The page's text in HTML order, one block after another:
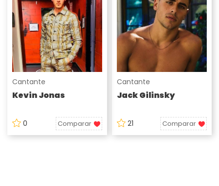
Cantante
Kevin Jonas
0 Comparar
Cantante
Jack Gilinsky
21 Comparar